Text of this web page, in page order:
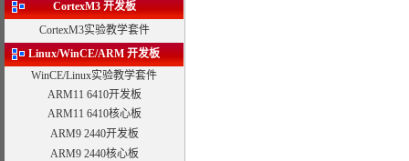
CortexM3 开发板
CortexM3实验教学套件
Linux/WinCE/ARM 开发板
WinCE/Linux实验教学套件
ARM11 6410开发板
ARM11 6410核心板
ARM9 2440开发板
ARM9 2440核心板